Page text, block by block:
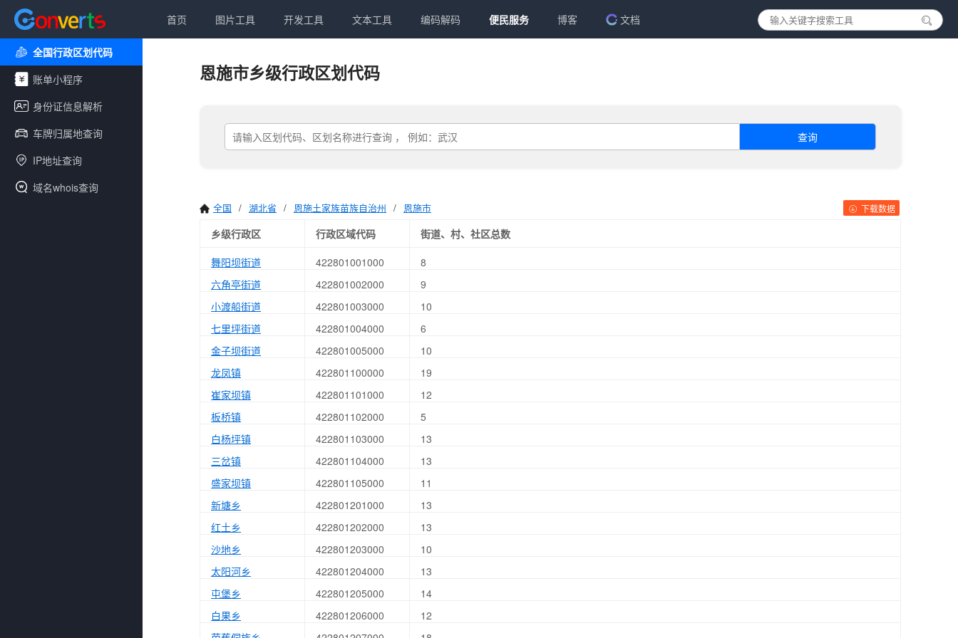
首页 图片工具 开发工具 文本工具 编码解码 便民服务 博客 文档
全国行政区划代码
账单小程序
身份证信息解析
车牌归属地查询
IP地址查询
域名whois查询
恩施市乡级行政区划代码
查询
全国 / 湖北省 / 恩施土家族苗族自治州 / 恩施市 下载数据
乡级行政区 行政区域代码
街道、村、社区总数
舞阳坝街道
422801001000
8
六角亭街道
422801002000
9
小渡船街道
422801003000
10
七里坪街道
422801004000
6
金子坝街道
422801005000
10
龙凤镇
422801100000
19
崔家坝镇
422801101000
12
板桥镇
422801102000
5
白杨坪镇
422801103000
13
三岔镇
422801104000
13
盛家坝镇
422801105000
11
新塘乡
422801201000
13
红土乡
422801202000
13
沙地乡
422801203000
10
太阳河乡
422801204000
13
屯堡乡
422801205000
14
白果乡
422801206000
12